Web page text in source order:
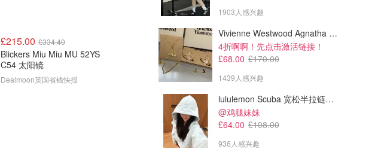
£215.00 £334.40
Blickers Miu Miu MU 52YS
C54 太阳镜
Dealmoon英国省钱快报
£220.00 £342.97
Miu Miu MU B09S C52 光学眼
Dealmoon英国省钱快报
£202.00 £342.97
Miu Miu MU B50S C52 眼镜
Dealmoon英国省钱快报
1903人感兴趣
Vivienne Westwood Agnatha 耳环
4折啊啊！先点击激活链接！
£68.00 £170.00
1439人感兴趣
lululemon Scuba 宽松半拉链卫衣
@鸡腿妹妹
£64.00 £108.00
936人感兴趣